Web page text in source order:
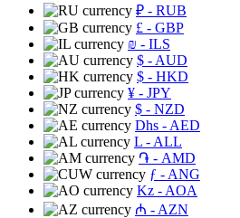
₽ - RUB
£ - GBP
₪ - ILS
$ - AUD
$ - HKD
¥ - JPY
$ - NZD
Dhs - AED
L - ALL
֏ - AMD
ƒ - ANG
Kz - AOA
₼ - AZN